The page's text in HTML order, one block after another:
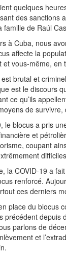
quelques
des sanctions
famille de Raúl
à Cuba, nous
affecte la
et vous-même,
brutal et
est le discours
ce qu’ils
de
le blocus a pris
et
coupant
la COVID-19 a
renforcé.
ces derniers
place du blocus
précédent depuis
parlons de
et